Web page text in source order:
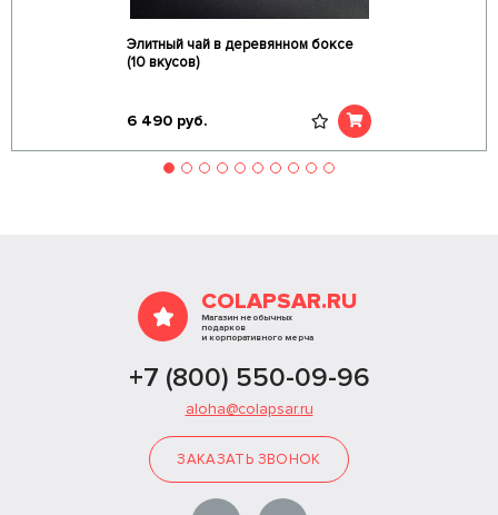
Элитный чай в деревянном боксе
(10 вкусов)
6 490 руб.
COLAPSAR.RU
Магазин необычных
подарков
и корпоративного мерча
+7 (800) 550-09-96
aloha@colapsar.ru
ЗАКАЗАТЬ ЗВОНОК